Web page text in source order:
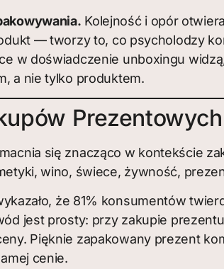
Kolejność i opór
— tworzy to, co psycholodzy
w doświadczenie unboxingu
a nie tylko produktem.
Prezentowych
się znacząco w kontekście
wino, świece, żywność,
że 81% konsumentów
jest prosty: przy zakupie
Pięknie zapakowany prezent
cenie.